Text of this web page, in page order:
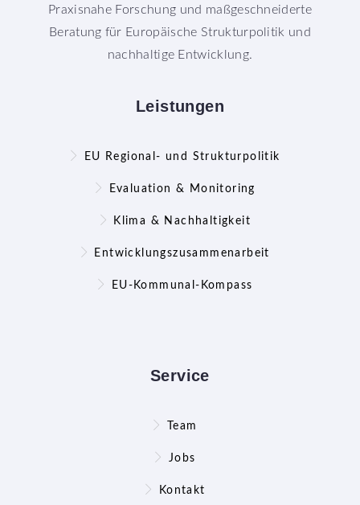
Praxisnahe Forschung und maßgeschneiderte
Beratung für Europäische Strukturpolitik und
nachhaltige Entwicklung.
Leistungen
EU Regional- und Strukturpolitik
Evaluation & Monitoring
Klima & Nachhaltigkeit
Entwicklungszusammenarbeit
EU-Kommunal-Kompass
Service
Team
Jobs
Kontakt